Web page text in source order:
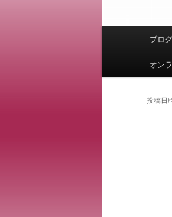
メ
メ
イ
ン
ブロ
オン
投稿日